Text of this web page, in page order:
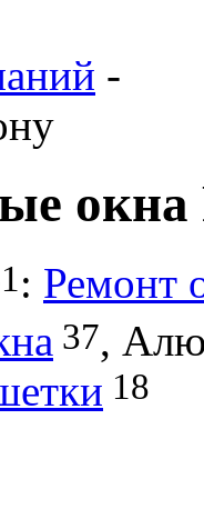
-
окна
: Ремонт
37,
18